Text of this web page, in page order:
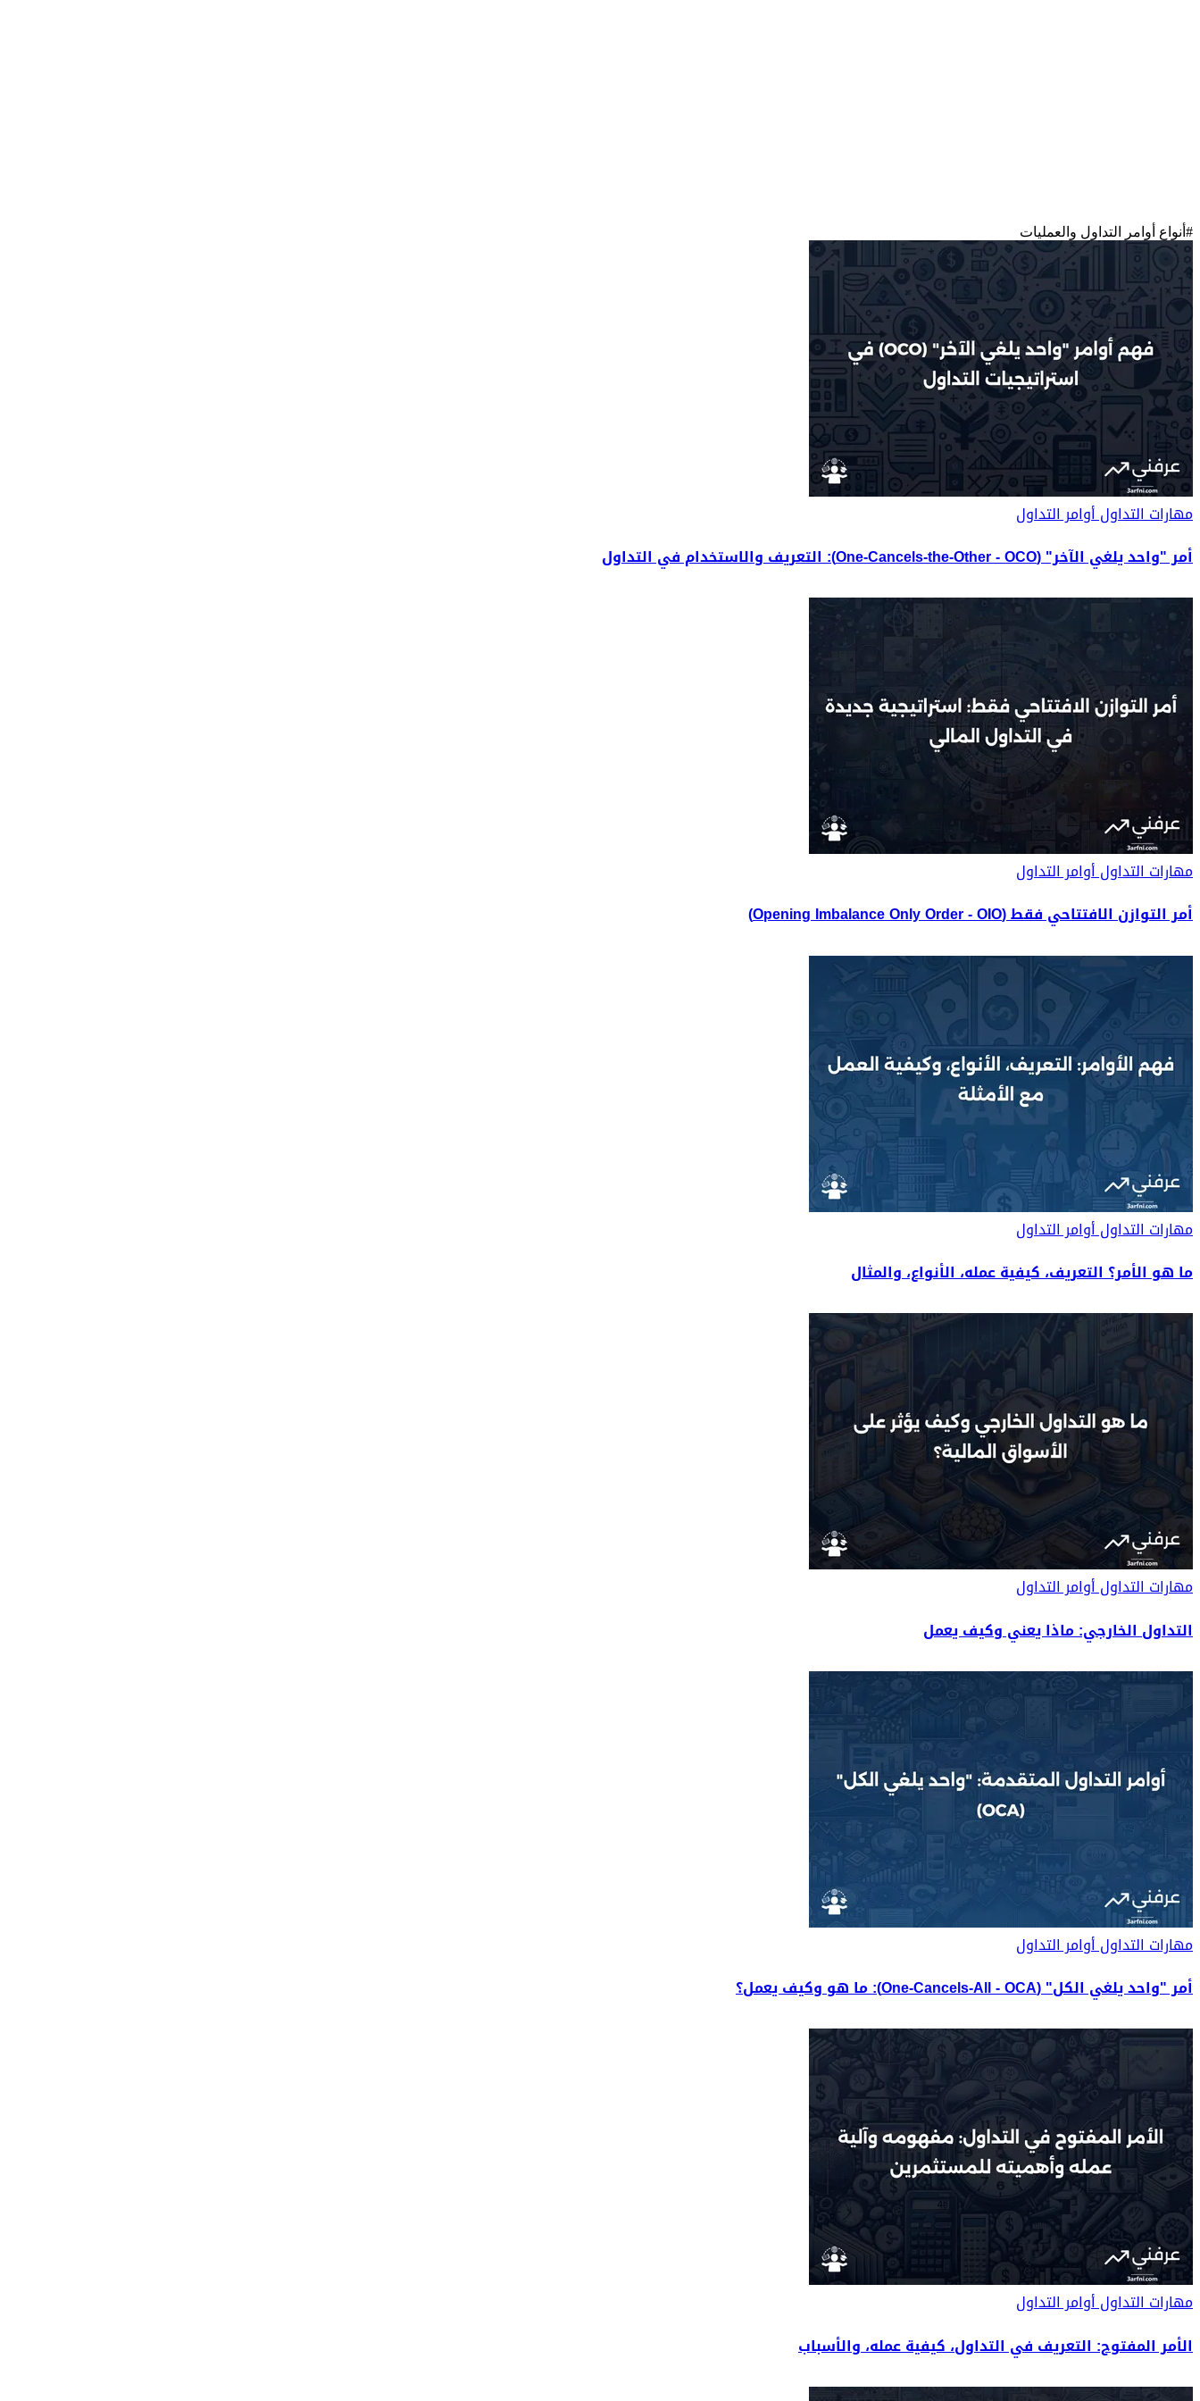
# أنواع أوامر التداول والعمليات
مهارات التداولأوامر التداول
أمر "واحد يلغي الآخر" (One-Cancels-the-Other - OCO): التعريف والاستخدام في التداول
مهارات التداولأوامر التداول
أمر التوازن الافتتاحي فقط (Opening Imbalance Only Order - OIO)
مهارات التداولأوامر التداول
ما هو الأمر؟ التعريف، كيفية عمله، الأنواع، والمثال
مهارات التداولأوامر التداول
التداول الخارجي: ماذا يعني وكيف يعمل
مهارات التداولأوامر التداول
أمر "واحد يلغي الكل" (One-Cancels-All - OCA): ما هو وكيف يعمل؟
مهارات التداولأوامر التداول
الأمر المفتوح: التعريف في التداول، كيفية عمله، والأسباب